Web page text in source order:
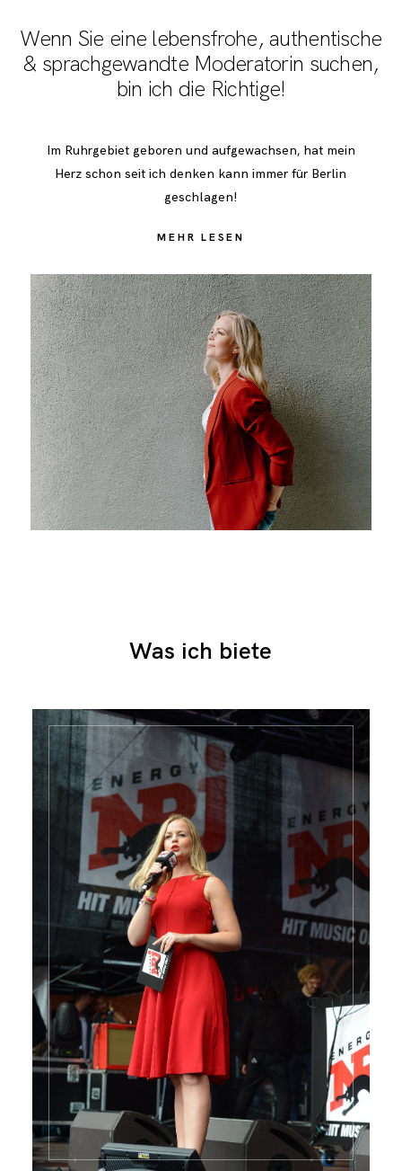
Wenn Sie eine lebensfrohe, authentische
& sprachgewandte Moderatorin suchen,
bin ich die Richtige!
Im Ruhrgebiet geboren und aufgewachsen, hat mein
Herz schon seit ich denken kann immer für Berlin
geschlagen!
MEHR LESEN
Was ich biete